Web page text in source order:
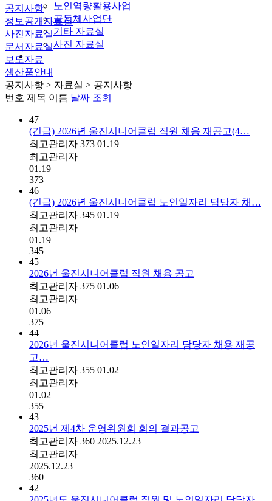
노인역량활용사업
공동체사업단
기타 자료실
사진 자료실
공지사항
정보공개자료실
사진자료실
문서자료실
보도자료
생산품안내
공지사항 > 자료실 > 공지사항
번호 제목 이름 날짜 조회
47
(긴급) 2026년 울진시니어클럽 직원 채용 재공고(4…
최고관리자 373 01.19
최고관리자
01.19
373
46
(긴급) 2026년 울진시니어클럽 노인일자리 담당자 채…
최고관리자 345 01.19
최고관리자
01.19
345
45
2026년 울진시니어클럽 직원 채용 공고
최고관리자 375 01.06
최고관리자
01.06
375
44
2026년 울진시니어클럽 노인일자리 담당자 채용 재공
고…
최고관리자 355 01.02
최고관리자
01.02
355
43
2025년 제4차 운영위원회 회의 결과공고
최고관리자 360 2025.12.23
최고관리자
2025.12.23
360
42